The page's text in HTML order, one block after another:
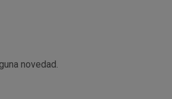
novedad.